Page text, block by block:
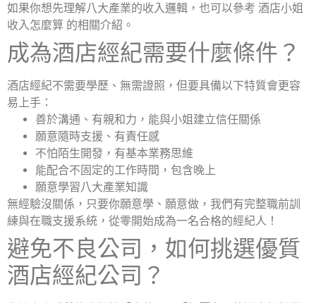
如果你想先理解八大產業的收入邏輯，也可以參考 酒店小姐
收入怎麼算 的相關介紹。
成為酒店經紀需要什麼條件？
酒店經紀不需要學歷、無需證照，但要具備以下特質會更容
易上手：
善於溝通、有親和力，能與小姐建立信任關係
願意隨時支援、有責任感
不怕陌生開發，有基本業務思維
能配合不固定的工作時間，包含晚上
願意學習八大產業知識
無經驗沒關係，只要你願意學、願意做，我們有完整職前訓
練與在職支援系統，從零開始成為一名合格的經紀人！
避免不良公司，如何挑選優質
酒店經紀公司？